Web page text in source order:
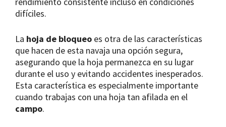
difíciles.
La hoja de bloqueo es otra de las características
que hacen de esta navaja una opción segura,
asegurando que la hoja permanezca en su lugar
durante el uso y evitando accidentes inesperados.
Esta característica es especialmente importante
cuando trabajas con una hoja tan afilada en el
campo.